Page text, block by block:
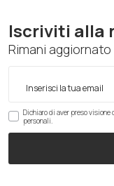
Iscriviti alla
Rimani
Dichiaro di aver preso visione
personali.